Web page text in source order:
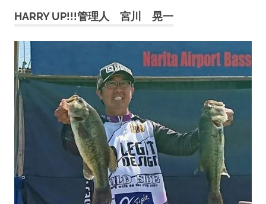
ペ
ー
ジ
送
り
HARRY UP!!!管理人 宮川 晃一